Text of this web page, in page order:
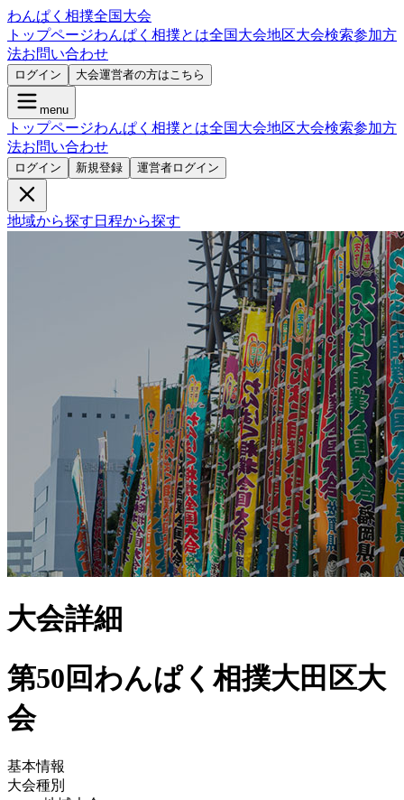
わんぱく相撲全国大会
トップページわんぱく相撲とは全国大会地区大会検索参加方
法お問い合わせ
ログイン 大会運営者の方はこちら
menu
トップページわんぱく相撲とは全国大会地区大会検索参加方
法お問い合わせ
ログイン 新規登録 運営者ログイン
地域から探す 日程から探す
大会詳細
第50回わんぱく相撲大田区大
会
基本情報
大会種別